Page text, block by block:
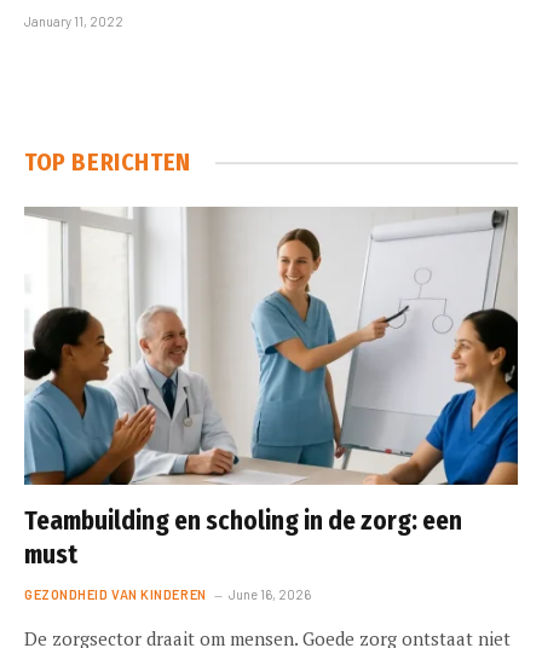
January 11, 2022
TOP BERICHTEN
Teambuilding en scholing in de zorg: een
must
GEZONDHEID VAN KINDEREN June 16, 2026
De zorgsector draait om mensen. Goede zorg ontstaat niet